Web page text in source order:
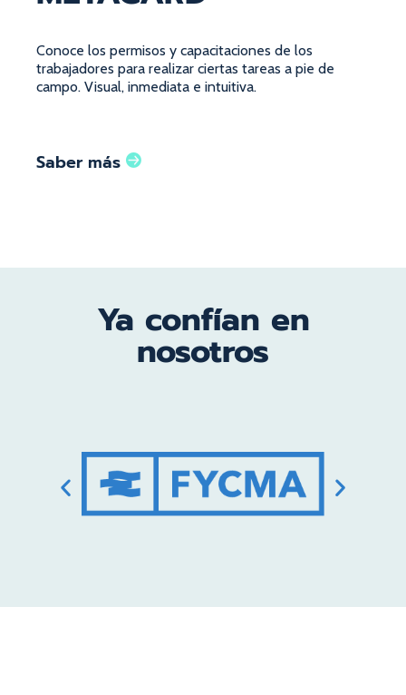
Conoce los permisos y capacitaciones de los
trabajadores para realizar ciertas tareas a pie de
campo. Visual, inmediata e intuitiva.
Saber más
Ya confían en
nosotros